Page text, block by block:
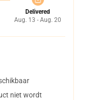
Delivered
Aug. 13 - Aug. 20
niet wordt